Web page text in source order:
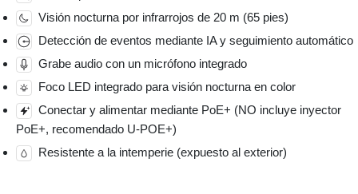
Visión nocturna por infrarrojos de 20 m (65 pies)
Detección de eventos mediante IA y seguimiento automático
Grabe audio con un micrófono integrado
Foco LED integrado para visión nocturna en color
Conectar y alimentar mediante PoE+ (NO incluye inyector
PoE+, recomendado U-POE+)
Resistente a la intemperie (expuesto al exterior)